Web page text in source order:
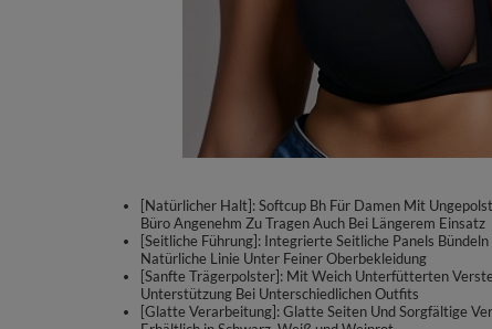
[Natürlicher Halt]: Softcup Bh Für Damen Mit
Büro Angenehm Zu Tragen Auch Bei Längerem Einsatz
[Seitliche Führung]: Integrierte Seitliche Panels
Natürliche Linie Unter Feiner Oberbekleidung
[Sanfte Trägerpolster]: Mit Weich Unterfütterten
Unterstützung Bei Unterschiedlichen Outfits
[Glatte Verarbeitung]: Glatte Seiten Und Sorgfältige